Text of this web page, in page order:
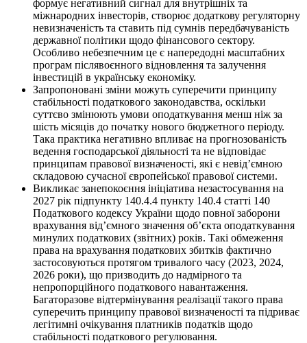
формує негативний сигнал для внутрішніх та
міжнародних інвесторів, створює додаткову регуляторну
невизначеність та ставить під сумнів передбачуваність
державної політики щодо фінансового сектору.
Особливо небезпечним це є напередодні масштабних
програм післявоєнного відновлення та залучення
інвестицій в українську економіку.
Запропоновані зміни можуть суперечити принципу
стабільності податкового законодавства, оскільки
суттєво змінюють умови оподаткування менш ніж за
шість місяців до початку нового бюджетного періоду.
Така практика негативно впливає на прогнозованість
ведення господарської діяльності та не відповідає
принципам правової визначеності, які є невід’ємною
складовою сучасної європейської правової системи.
Викликає занепокоєння ініціатива незастосування на
2027 рік підпункту 140.4.4 пункту 140.4 статті 140
Податкового кодексу України щодо повної заборони
врахування від’ємного значення об’єкта оподаткування
минулих податкових (звітних) років. Такі обмеження
права на врахування податкових збитків фактично
застосовуються протягом тривалого часу (2023, 2024,
2026 роки), що призводить до надмірного та
непропорційного податкового навантаження.
Багаторазове відтермінування реалізації такого права
суперечить принципу правової визначеності та підриває
легітимні очікування платників податків щодо
стабільності податкового регулювання.